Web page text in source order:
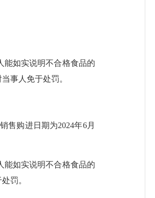
能如实说明不合格食品的
事人免于处罚。
售购进日期为2024年6月
能如实说明不合格食品的
罚。